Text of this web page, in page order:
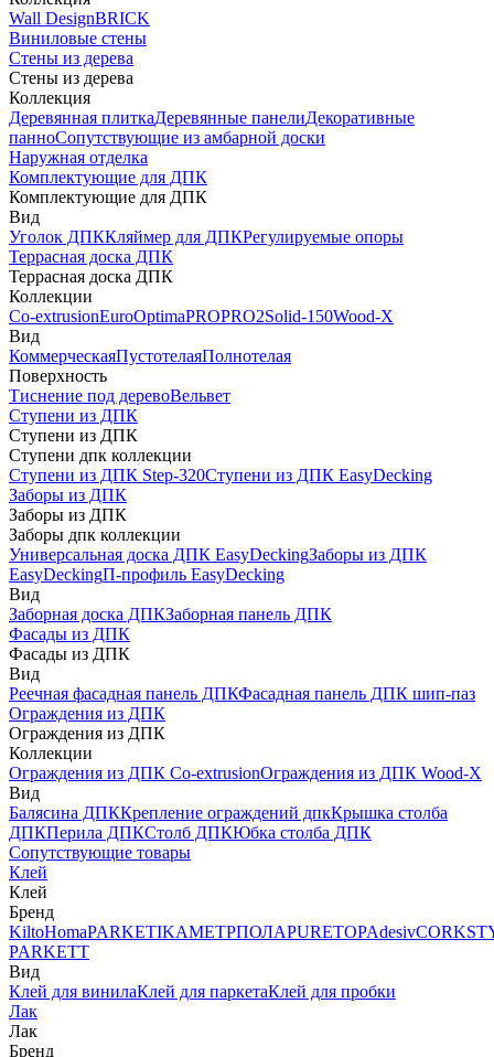
Wall DesignBRICK
Виниловые стены
Стены из дерева
Стены из дерева
Коллекция
Деревянная плиткаДеревянные панелиДекоративные
панноСопутствующие из амбарной доски
Наружная отделка
Комплектующие для ДПК
Комплектующие для ДПК
Вид
Уголок ДПККляймер для ДПКРегулируемые опоры
Террасная доска ДПК
Террасная доска ДПК
Коллекции
Co-extrusionEuroOptimaPROPRO2Solid-150Wood-X
Вид
КоммерческаяПустотелаяПолнотелая
Поверхность
Тиснение под деревоВельвет
Ступени из ДПК
Ступени из ДПК
Ступени дпк коллекции
Ступени из ДПК Step-320Ступени из ДПК EasyDecking
Заборы из ДПК
Заборы из ДПК
Заборы дпк коллекции
Универсальная доска ДПК EasyDeckingЗаборы из ДПК
EasyDeckingП-профиль EasyDecking
Вид
Заборная доска ДПКЗаборная панель ДПК
Фасады из ДПК
Фасады из ДПК
Вид
Реечная фасадная панель ДПКФасадная панель ДПК шип-паз
Ограждения из ДПК
Ограждения из ДПК
Коллекции
Ограждения из ДПК Co-extrusionОграждения из ДПК Wood-X
Вид
Балясина ДПККрепление ограждений дпкКрышка столба
ДПКПерила ДПКСтолб ДПКЮбка столба ДПК
Сопутствующие товары
Клей
Клей
Бренд
KiltoHomaPARKETIKAМЕТРПОЛАPURETOPAdesiv
PARKETT
Вид
Клей для винилаКлей для паркетаКлей для пробки
Лак
Лак
Бренд